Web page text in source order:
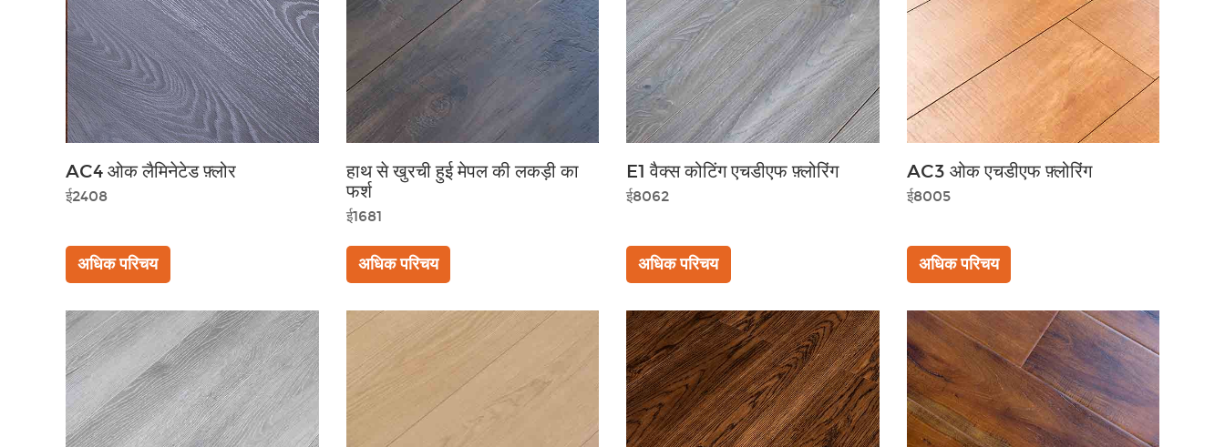
AC4 ओक लैमिनेटेड फ़्लोर
ई2408
अधिक परिचय
हाथ से खुरची हुई मेपल की लकड़ी का
फर्श
ई1681
अधिक परिचय
E1 वैक्स कोटिंग एचडीएफ फ़्लोरिंग
ई8062
अधिक परिचय
AC3 ओक एचडीएफ फ़्लोरिंग
ई8005
अधिक परिचय